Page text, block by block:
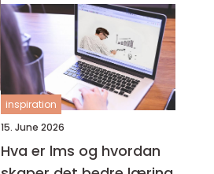
inspiration
15. June 2026
Hva er lms og hvordan